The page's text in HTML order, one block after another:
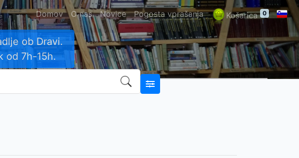
Domov O nas Novice Pogosta vprašanja Košarica 0
ob Dravi.
od 7h-15h.